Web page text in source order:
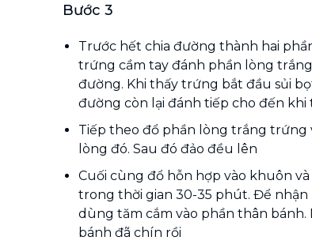
Bước 3
Trước hết chia đường thành hai
trứng cầm tay đánh phần lòng
đường. Khi thấy trứng bắt đầu sủi
đường còn lại đánh tiếp cho đến
Tiếp theo đổ phần lòng trắng trứng
lòng đó. Sau đó đảo đều lên
Cuối cùng đổ hỗn hợp vào khuôn
trong thời gian 30-35 phút. Để nhận
dùng tăm cắm vào phần thân
bánh đã chín rồi